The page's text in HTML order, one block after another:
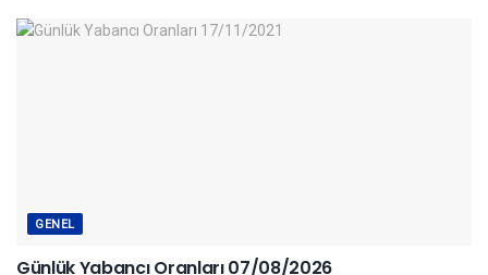
GENEL
Günlük Yabancı Oranları 07/08/2026